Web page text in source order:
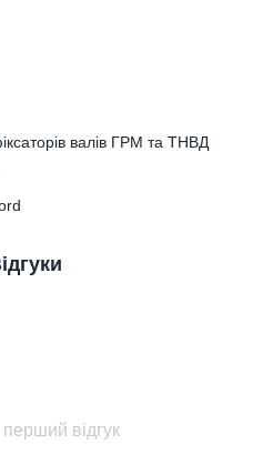
валів ГРМ та ТНВД
відгук